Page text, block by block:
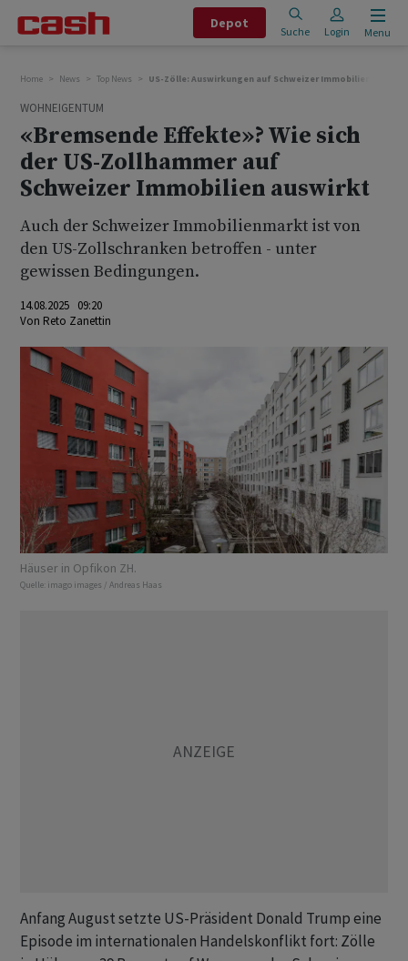
Depot
Suche Login Menu
Home News Top News US-Zölle: Auswirkungen auf Schweizer Immobilienmarkt
WOHNEIGENTUM
«Bremsende Effekte»? Wie sich
der US-Zollhammer auf
Schweizer Immobilien auswirkt
Auch der Schweizer Immobilienmarkt ist von
den US-Zollschranken betroffen - unter
gewissen Bedingungen.
14.08.2025 09:20
Von Reto Zanettin
Häuser in Opfikon ZH.
Quelle: imago images / Andreas Haas
Anfang August setzte US-Präsident Donald Trump eine
Episode im internationalen Handelskonflikt fort: Zölle